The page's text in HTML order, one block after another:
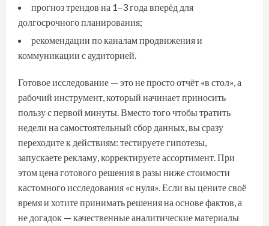
прогноз трендов на 1–3 года вперёд для
долгосрочного планирования;
рекомендации по каналам продвижения и
коммуникации с аудиторией.
Готовое исследование — это не просто отчёт «в стол», а
рабочий инструмент, который начинает приносить
пользу с первой минуты. Вместо того чтобы тратить
недели на самостоятельный сбор данных, вы сразу
переходите к действиям: тестируете гипотезы,
запускаете рекламу, корректируете ассортимент. При
этом цена готового решения в разы ниже стоимости
кастомного исследования «с нуля». Если вы цените своё
время и хотите принимать решения на основе фактов, а
не догадок — качественные аналитические материалы